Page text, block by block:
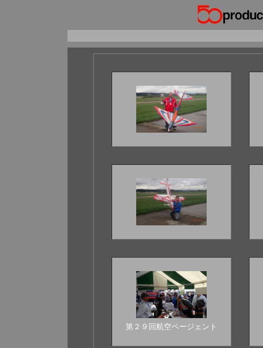
第２９回航空ページェント